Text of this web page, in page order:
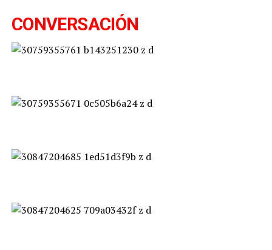
CONVERSACIÓN